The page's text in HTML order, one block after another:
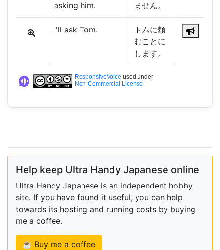
asking him.
ません。
I'll ask Tom.
トムに頼
むことに
します。
ResponsiveVoice used under
Non-Commercial License
Help keep Ultra Handy Japanese online
Ultra Handy Japanese is an independent hobby
site. If you have found it useful, you can help
towards its hosting and running costs by buying
me a coffee.
☕ Buy me a coffee